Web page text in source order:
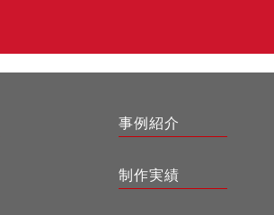
事例紹介
制作実績